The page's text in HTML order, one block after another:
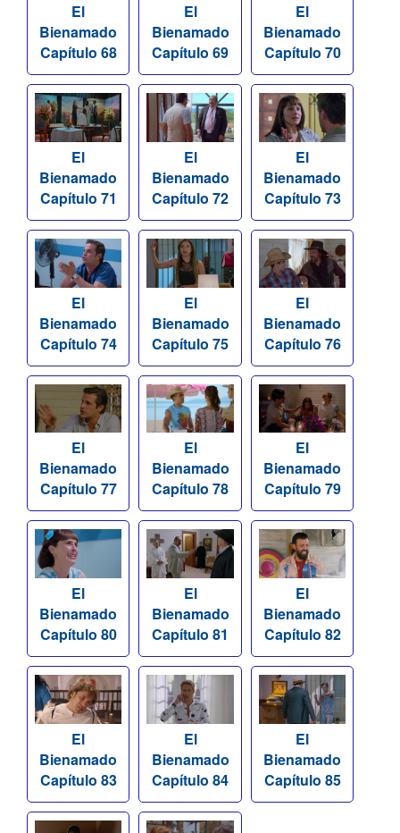
El
Bienamado
Capítulo 68
El
Bienamado
Capítulo 69
El
Bienamado
Capítulo 70
El
Bienamado
Capítulo 71
El
Bienamado
Capítulo 72
El
Bienamado
Capítulo 73
El
Bienamado
Capítulo 74
El
Bienamado
Capítulo 75
El
Bienamado
Capítulo 76
El
Bienamado
Capítulo 77
El
Bienamado
Capítulo 78
El
Bienamado
Capítulo 79
El
Bienamado
Capítulo 80
El
Bienamado
Capítulo 81
El
Bienamado
Capítulo 82
El
Bienamado
Capítulo 83
El
Bienamado
Capítulo 84
El
Bienamado
Capítulo 85